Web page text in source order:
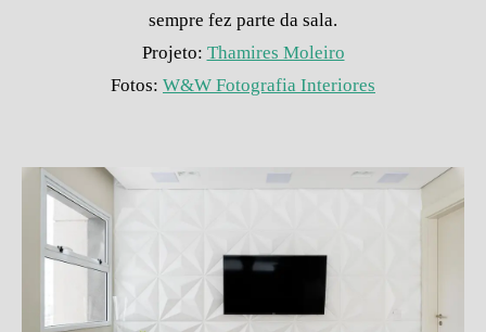
sempre fez parte da sala.
Projeto: Thamires Moleiro
Fotos: W&W Fotografia Interiores